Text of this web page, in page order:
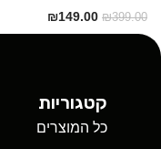
₪399.00
₪149.00
קטגוריות
כל המוצרים